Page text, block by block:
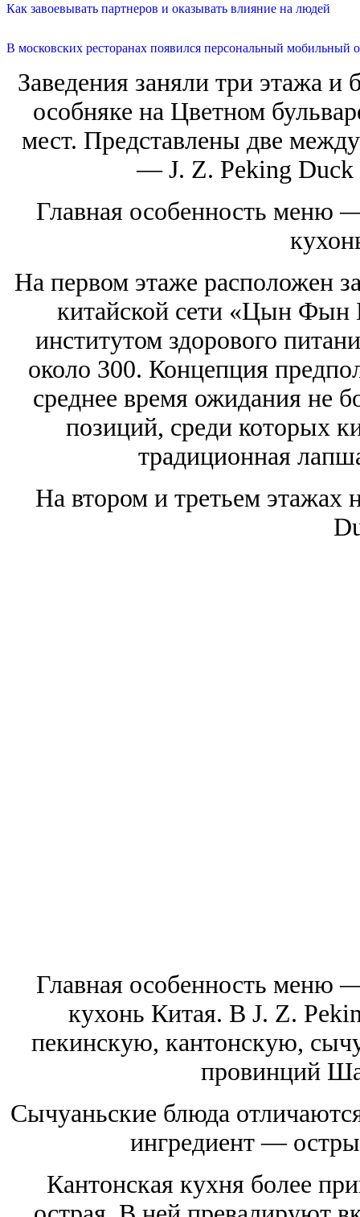
Как завоевывать партнеров и оказывать влияние на людей
В московских ресторанах появился персональный мобильный
Заведения заняли три этажа и
особняке на Цветном
мест. Представлены две
— J. Z. Peking
Главная особенность меню
На первом этаже расположен
китайской сети «Цын Фын
институтом здорового
около 300. Концепция
среднее время ожидания не
позиций, среди которых
традиционная
На втором и третьем этажах
Главная особенность меню
кухонь Китая. В J. Z.
пекинскую, кантонскую,
провинций
Сычуаньские блюда
ингредиент —
Кантонская кухня более